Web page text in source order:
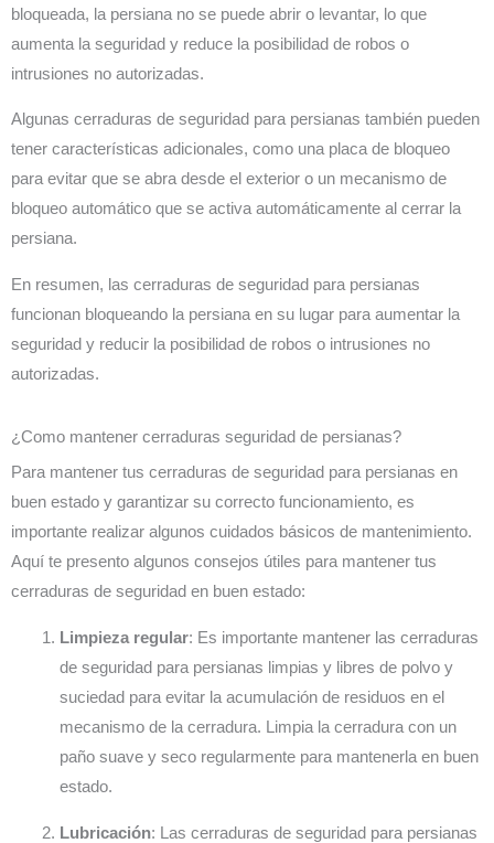
bloqueada, la persiana no se puede abrir o levantar, lo que
aumenta la seguridad y reduce la posibilidad de robos o
intrusiones no autorizadas.
Algunas cerraduras de seguridad para persianas también pueden
tener características adicionales, como una placa de bloqueo
para evitar que se abra desde el exterior o un mecanismo de
bloqueo automático que se activa automáticamente al cerrar la
persiana.
En resumen, las cerraduras de seguridad para persianas
funcionan bloqueando la persiana en su lugar para aumentar la
seguridad y reducir la posibilidad de robos o intrusiones no
autorizadas.
¿Como mantener cerraduras seguridad de persianas?
Para mantener tus cerraduras de seguridad para persianas en
buen estado y garantizar su correcto funcionamiento, es
importante realizar algunos cuidados básicos de mantenimiento.
Aquí te presento algunos consejos útiles para mantener tus
cerraduras de seguridad en buen estado:
Limpieza regular: Es importante mantener las cerraduras
de seguridad para persianas limpias y libres de polvo y
suciedad para evitar la acumulación de residuos en el
mecanismo de la cerradura. Limpia la cerradura con un
paño suave y seco regularmente para mantenerla en buen
estado.
Lubricación: Las cerraduras de seguridad para persianas